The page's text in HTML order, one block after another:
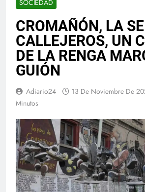
SOCIEDAD
CROMAÑÓN, LA
CALLEJEROS, UN
DE LA RENGA
GUIÓN
Adiario24 13 De Noviembre De
Minutos